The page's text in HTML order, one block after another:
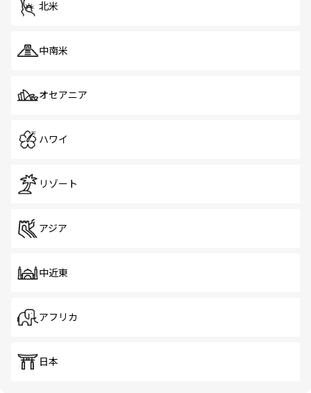
北米
中南米
オセアニア
ハワイ
リゾート
アジア
中近東
アフリカ
日本